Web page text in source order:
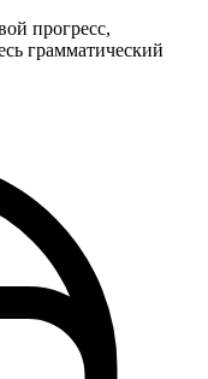
прогресс,
грамматический